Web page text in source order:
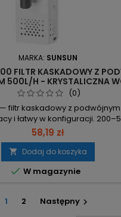
MARKA: SUNSUN
FILTR KASKADOWY Z
500L/H - KRYSTALICZNA
(0)
— filtr kaskadowy z
i łatwy w konfiguracji.
dla klarownej wody w
zużycie energii i cicha praca.
kosze gąbkowe w prefiltrze i
z węglem) – miejsce na
biologiczne i...
58,19 zł
 Dodaj do koszyka
 W magazynie
1 2 Następny 